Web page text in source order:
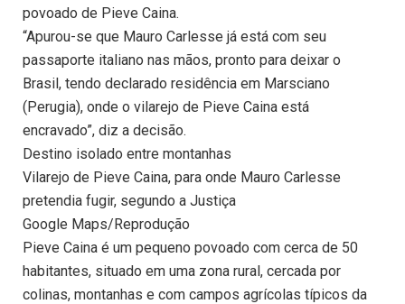
povoado de Pieve Caina.
“Apurou-se que Mauro Carlesse já está com seu
passaporte italiano nas mãos, pronto para deixar o
Brasil, tendo declarado residência em Marsciano
(Perugia), onde o vilarejo de Pieve Caina está
encravado”, diz a decisão.
Destino isolado entre montanhas
Vilarejo de Pieve Caina, para onde Mauro Carlesse
pretendia fugir, segundo a Justiça
Google Maps/Reprodução
Pieve Caina é um pequeno povoado com cerca de 50
habitantes, situado em uma zona rural, cercada por
colinas, montanhas e com campos agrícolas típicos da